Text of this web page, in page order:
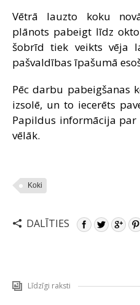
Vētrā lauzto koku
plānots pabeigt līdz
šobrīd tiek veikts vēja
pašvaldības īpašumā
Pēc darbu pabeigšanas
izsolē, un to iecerēts
Papildus informācija par
vēlāk.
Koki
DALĪTIES
Līdzīgi raksti